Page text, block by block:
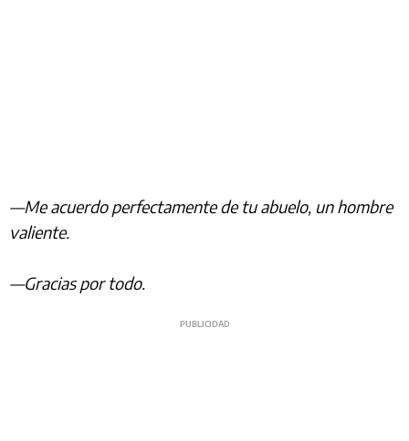
—Me acuerdo perfectamente de tu abuelo, un hombre
valiente.
—Gracias por todo.